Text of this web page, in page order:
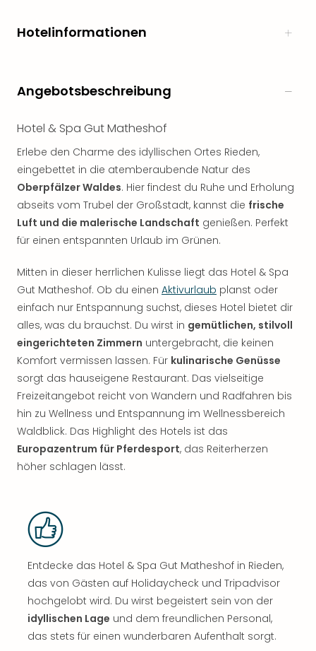
Hotelinformationen
Angebotsbeschreibung
Hotel & Spa Gut Matheshof
Erlebe den Charme des idyllischen Ortes Rieden,
eingebettet in die atemberaubende Natur des
Oberpfälzer Waldes. Hier findest du Ruhe und Erholung
abseits vom Trubel der Großstadt, kannst die frische
Luft und die malerische Landschaft genießen. Perfekt
für einen entspannten Urlaub im Grünen.
Mitten in dieser herrlichen Kulisse liegt das Hotel & Spa
Gut Matheshof. Ob du einen Aktivurlaub planst oder
einfach nur Entspannung suchst, dieses Hotel bietet dir
alles, was du brauchst. Du wirst in gemütlichen, stilvoll
eingerichteten Zimmern untergebracht, die keinen
Komfort vermissen lassen. Für kulinarische Genüsse
sorgt das hauseigene Restaurant. Das vielseitige
Freizeitangebot reicht von Wandern und Radfahren bis
hin zu Wellness und Entspannung im Wellnessbereich
Waldblick. Das Highlight des Hotels ist das
Europazentrum für Pferdesport, das Reiterherzen
höher schlagen lässt.
Entdecke das Hotel & Spa Gut Matheshof in Rieden,
das von Gästen auf Holidaycheck und Tripadvisor
hochgelobt wird. Du wirst begeistert sein von der
idyllischen Lage und dem freundlichen Personal,
das stets für einen wunderbaren Aufenthalt sorgt.